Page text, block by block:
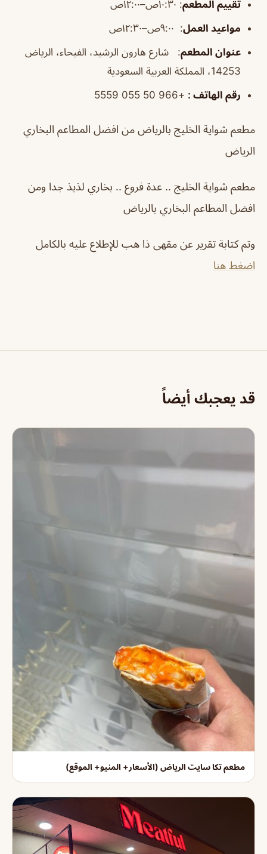
تقييم المطعم:
مواعيد العمل:
عنوان المطعم:
شارع هارون الرشيد، الفيحاء، الرياض
14253، المملكة العربية السعودية
رقم الهاتف :
+966 50 055 5559
مطعم شواية الخليج بالرياض من افضل المطاعم البخاري
الرياض
مطعم شواية الخليج .. عدة فروع .. بخاري لذيذ جدا ومن
افضل المطاعم البخاري بالرياض
وتم كتابة تقرير عن مقهى ذا هب للإطلاع عليه بالكامل
اضغط هنا
قد يعجبك أيضاً
مطعم تكا سايت الرياض (الأسعار+ المنيو+ الموقع)